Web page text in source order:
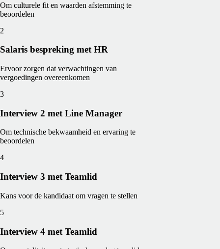
Om culturele fit en waarden afstemming te
beoordelen
2
Salaris bespreking met HR
Ervoor zorgen dat verwachtingen van
vergoedingen overeenkomen
3
Interview 2 met Line Manager
Om technische bekwaamheid en ervaring te
beoordelen
4
Interview 3 met Teamlid
Kans voor de kandidaat om vragen te stellen
5
Interview 4 met Teamlid